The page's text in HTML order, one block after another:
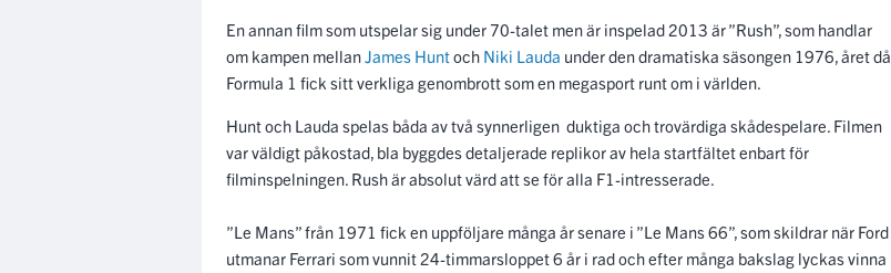
En annan film som utspelar sig under 70-talet men är inspelad 2013 är ”Rush”, som handlar
om kampen mellanJames Huntoch Niki Lauda under den dramatiska säsongen 1976, året då
Formula 1 fick sitt verkliga genombrott som en megasport runt om i världen.
Hunt och Lauda spelas båda av två synnerligen duktiga och trovärdiga skådespelare. Filmen
var väldigt påkostad, bla byggdes detaljerade replikor av hela startfältet enbart för
filminspelningen. Rush är absolut värd att se för alla F1-intresserade.
”Le Mans” från 1971 fick en uppföljare många år senare i ”Le Mans 66”, som skildrar när Ford
utmanar Ferrari som vunnit 24-timmarsloppet 6 år i rad och efter många bakslag lyckas vinna